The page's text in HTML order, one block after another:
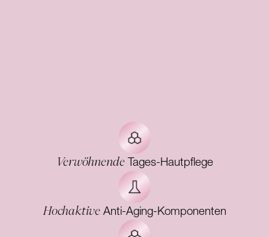
VerwöhnendeTages-Hautpflege
HochaktiveAnti-Aging-Komponenten